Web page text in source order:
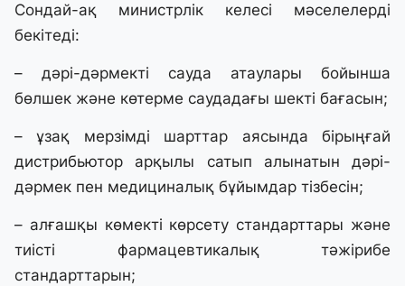
Сондай-ақ министрлік келесі мәселелерді
бекітеді:
– дәрі-дәрмекті сауда атаулары бойынша
бөлшек және көтерме саудадағы шекті бағасын;
– ұзақ мерзімді шарттар аясында бірыңғай
дистрибьютор арқылы сатып алынатын дәрі-
дәрмек пен медициналық бұйымдар тізбесін;
– алғашқы көмекті көрсету стандарттары және
тиісті фармацевтикалық тәжірибе
стандарттарын;